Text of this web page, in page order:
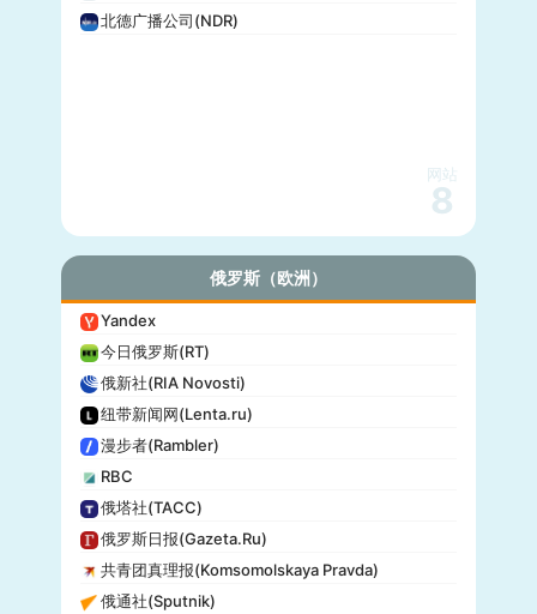
北德广播公司(NDR)
网站
8
俄罗斯（欧洲）
Yandex
今日俄罗斯(RT)
俄新社(RIA Novosti)
纽带新闻网(Lenta.ru)
漫步者(Rambler)
RBC
俄塔社(TACC)
俄罗斯日报(Gazeta.Ru)
共青团真理报(Komsomolskaya Pravda)
俄通社(Sputnik)